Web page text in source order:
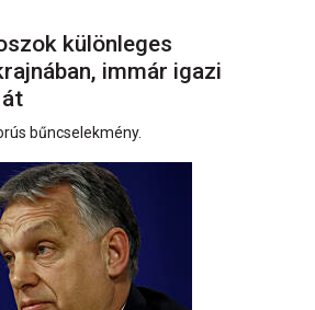
különleges
immár igazi
bűncselekmény.